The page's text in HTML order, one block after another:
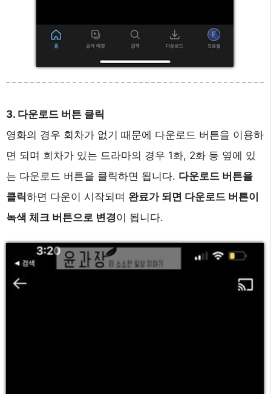
3. 다운로드 버튼 클릭
영화의 경우 회차가 없기 때문에 다운로드 버튼을 이용하
면 되며 회차가 있는 드라마의 경우 1화, 2화 등 옆에 있
는 다운로드 버튼을 클릭하면 됩니다. 다운로드 버튼을
클릭하면 다운이 시작되며 완료가 되면 다운로드 버튼이
녹색 체크 버튼으로 변경이 됩니다.